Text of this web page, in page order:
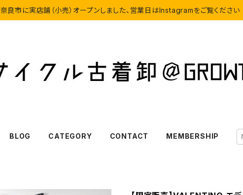
奈良市に実店舗（小売）オープンしました、営業日はInstagramをご覧ください
BLOG CATEGORY CONTACT MEMBERSHIP